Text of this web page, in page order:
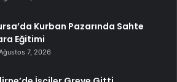
Kurban Pazarında Sahte
Eğitimi
7, 2026